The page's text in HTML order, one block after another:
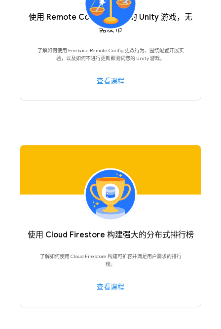
使用 Remote Config 更新您的 Unity 游戏，无
需发布
了解如何使用 Firebase Remote Config 更改行为、围绕配置开展实
验，以及如何不进行更新即测试您的 Unity 游戏。
查看课程
使用 Cloud Firestore 构建强大的分布式排行榜
了解如何使用 Cloud Firestore 构建可扩容并满足用户需求的排行
榜。
查看课程